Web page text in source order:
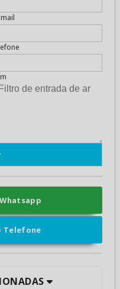
Telefone